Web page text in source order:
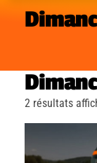
2 résultats